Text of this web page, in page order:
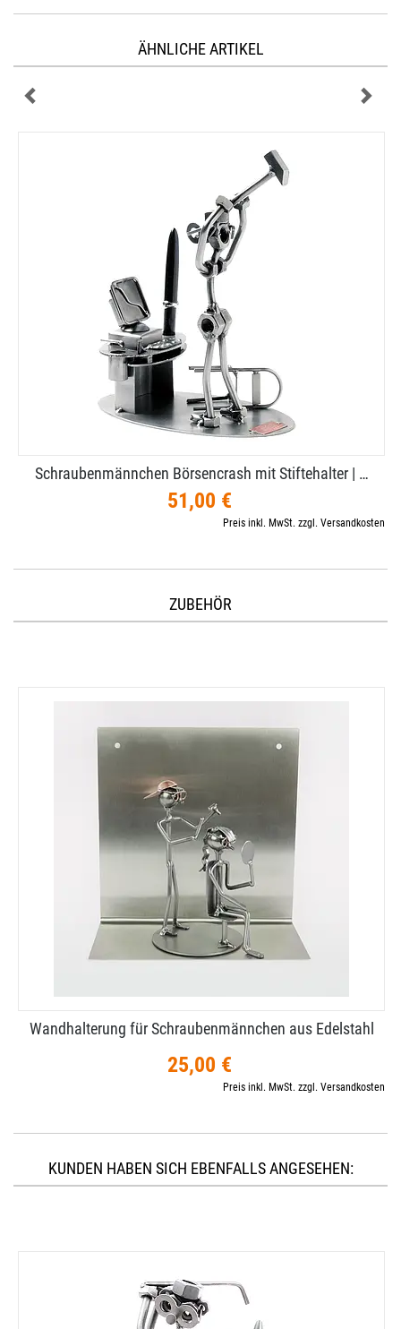
ÄHNLICHE ARTIKEL
Schraubenmännchen Börsencrash mit Stiftehalter | …
51,00 €
Preis inkl. MwSt. zzgl. Versandkosten
ZUBEHÖR
Wandhalterung für Schraubenmännchen aus Edelstahl
25,00 €
Preis inkl. MwSt. zzgl. Versandkosten
KUNDEN HABEN SICH EBENFALLS ANGESEHEN: